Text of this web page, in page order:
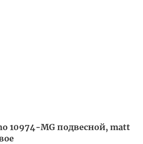
10974-MG подвесной, matt